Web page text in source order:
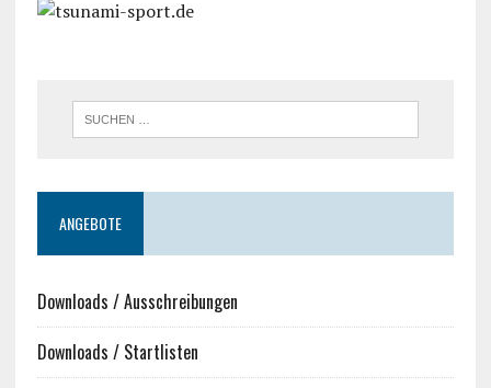
ANGEBOTE
Downloads / Ausschreibungen
Downloads / Startlisten